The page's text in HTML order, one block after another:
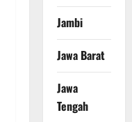
Jambi
Jawa Barat
Jawa
Tengah